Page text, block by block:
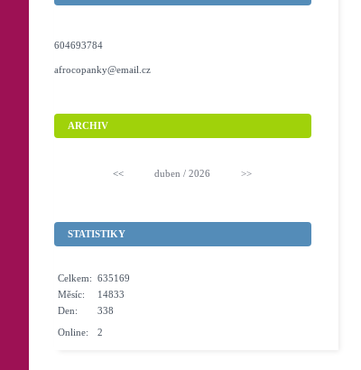
604693784
afrocopanky@email.cz
ARCHIV
<< duben / 2026 >>
STATISTIKY
Online: 2
Celkem: 635169
Měsíc:
14833
Den:
338